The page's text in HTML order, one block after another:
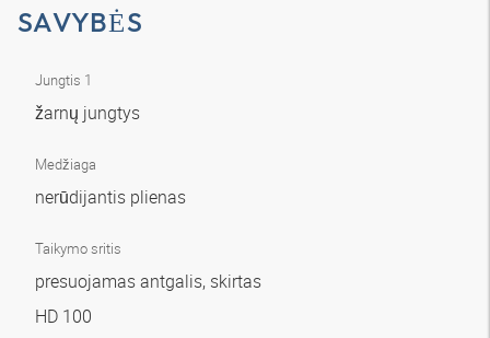
SAVYBĖS
Jungtis 1
žarnų jungtys
Medžiaga
nerūdijantis plienas
Taikymo sritis
presuojamas antgalis, skirtas
HD 100